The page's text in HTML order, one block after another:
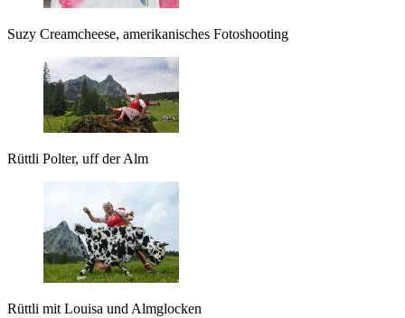
Suzy Creamcheese, amerikanisches Fotoshooting
Rüttli Polter, uff der Alm
Rüttli mit Louisa und Almglocken